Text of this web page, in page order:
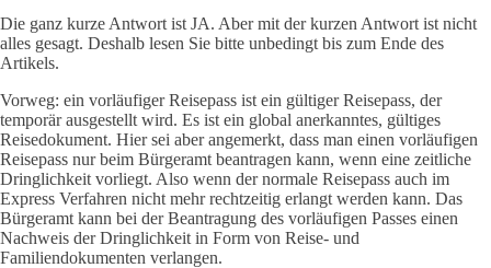
Die ganz kurze Antwort ist JA. Aber mit der kurzen Antwort ist nicht
alles gesagt. Deshalb lesen Sie bitte unbedingt bis zum Ende des
Artikels.
Vorweg: ein vorläufiger Reisepass ist ein gültiger Reisepass, der
temporär ausgestellt wird. Es ist ein global anerkanntes, gültiges
Reisedokument. Hier sei aber angemerkt, dass man einen vorläufigen
Reisepass nur beim Bürgeramt beantragen kann, wenn eine zeitliche
Dringlichkeit vorliegt. Also wenn der normale Reisepass auch im
Express Verfahren nicht mehr rechtzeitig erlangt werden kann. Das
Bürgeramt kann bei der Beantragung des vorläufigen Passes einen
Nachweis der Dringlichkeit in Form von Reise- und
Familiendokumenten verlangen.